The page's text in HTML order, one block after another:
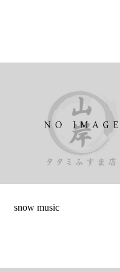
snow music